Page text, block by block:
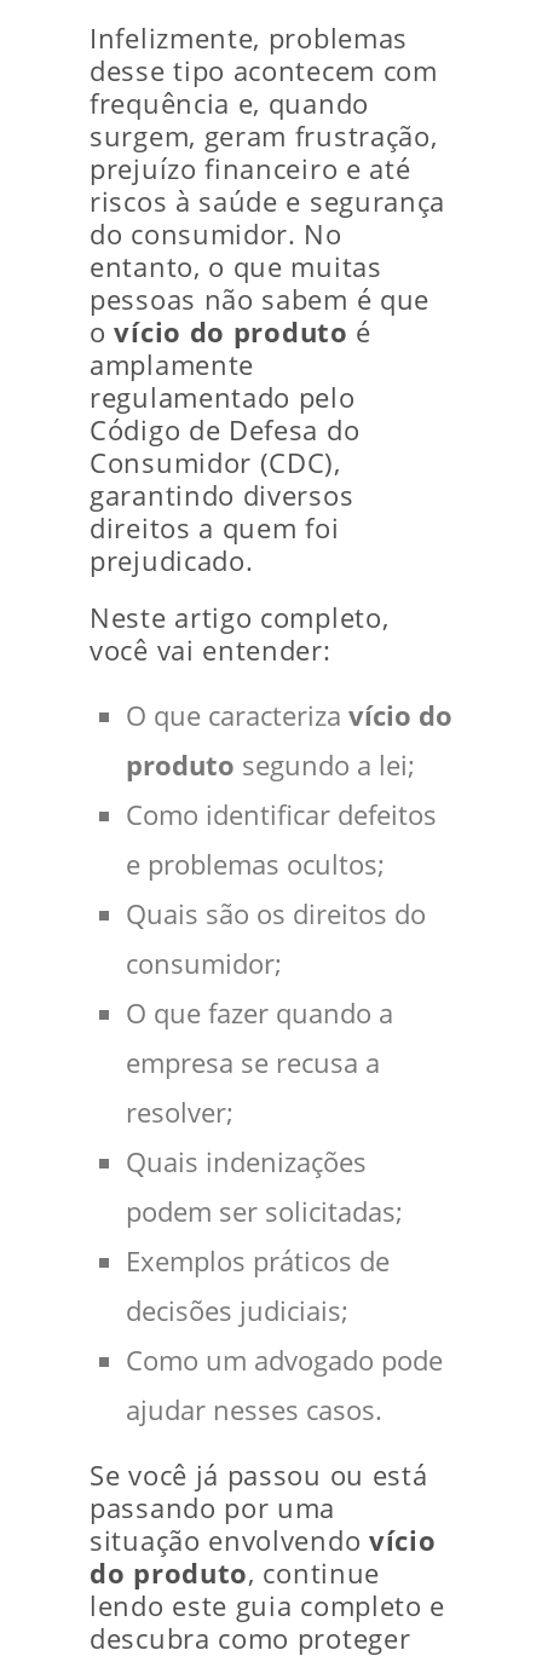
Infelizmente, problemas
desse tipo acontecem com
frequência e, quando
surgem, geram frustração,
prejuízo financeiro e até
riscos à saúde e segurança
do consumidor. No
entanto, o que muitas
pessoas não sabem é que
ovício do produto é
amplamente
regulamentado pelo
Código de Defesa do
Consumidor (CDC),
garantindo diversos
direitos a quem foi
prejudicado.
Neste artigo completo,
você vai entender:
O que caracteriza vício do
produto segundo a lei;
Como identificar defeitos
e problemas ocultos;
Quais são os direitos do
consumidor;
O que fazer quando a
empresa se recusa a
resolver;
Quais indenizações
podem ser solicitadas;
Exemplos práticos de
decisões judiciais;
Como um advogado pode
ajudar nesses casos.
Se você já passou ou está
passando por uma
situação envolvendo vício
do produto, continue
lendo este guia completo e
descubra como proteger